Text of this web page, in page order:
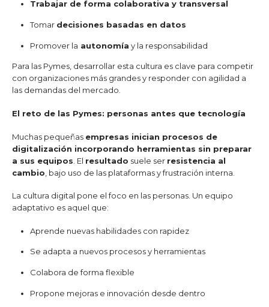
Trabajar de forma colaborativa y transversal
Tomar decisiones basadas en datos
Promover la autonomía y la responsabilidad
Para las Pymes, desarrollar esta cultura es clave para competir
con organizaciones más grandes y responder con agilidad a
las demandas del mercado.
El reto de las Pymes: personas antes que tecnología
Muchas pequeñas empresas inician procesos de
digitalización incorporando herramientas sin preparar
a sus equipos . El resultado suele ser resistencia al
cambio , bajo uso de las plataformas y frustración interna.
La cultura digital pone el foco en las personas. Un equipo
adaptativo es aquel que:
Aprende nuevas habilidades con rapidez
Se adapta a nuevos procesos y herramientas
Colabora de forma flexible
Propone mejoras e innovación desde dentro